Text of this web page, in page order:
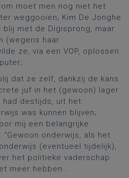
moet men nog niet het
weggooien; Kim De Jonghe
met de Digisprong, maar
(wegens haar
ze, via een VOP, oplossen
dat ze zelf, dankzij de kans
juf in het (gewoon) lager
had destijds, uit het
was kunnen blijven;
mij een belangrijke
onderwijs, als het
(eventueel tijdelijk),
het politieke vaderschap
meer hebben…